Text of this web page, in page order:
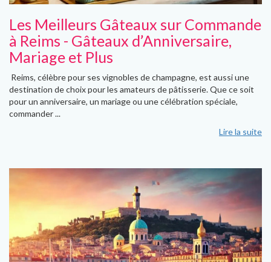
Les Meilleurs Gâteaux sur Commande
à Reims - Gâteaux d’Anniversaire,
Mariage et Plus
Reims, célèbre pour ses vignobles de champagne, est aussi une
destination de choix pour les amateurs de pâtisserie. Que ce soit
pour un anniversaire, un mariage ou une célébration spéciale,
commander ...
Lire la suite